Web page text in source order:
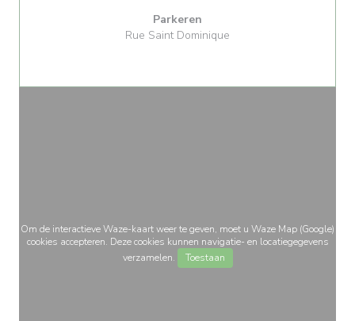
Parkeren
Rue Saint Dominique
Om de interactieve Waze-kaart weer te geven, moet u Waze Map (Google)
cookies accepteren. Deze cookies kunnen navigatie- en locatiegegevens
verzamelen.
Toestaan